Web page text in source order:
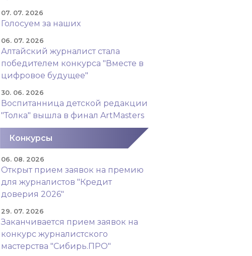
07. 07. 2026
Голосуем за наших
06. 07. 2026
Алтайский журналист стала
победителем конкурса "Вместе в
цифровое будущее"
30. 06. 2026
Воспитанница детской редакции
"Толка" вышла в финал ArtMasters
Конкурсы
06. 08. 2026
Открыт прием заявок на премию
для журналистов "Кредит
доверия 2026"
29. 07. 2026
Заканчивается прием заявок на
конкурс журналистского
мастерства "Сибирь.ПРО"